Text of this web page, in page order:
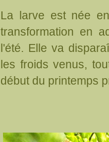
La larve est née
transformation en
l'été. Elle va
les froids venus,
début du printemps